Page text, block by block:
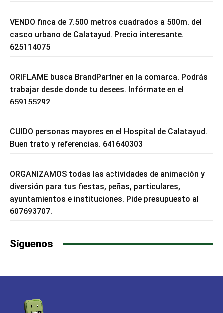
VENDO finca de 7.500 metros cuadrados a 500m. del
casco urbano de Calatayud. Precio interesante.
625114075
ORIFLAME busca BrandPartner en la comarca. Podrás
trabajar desde donde tu desees. Infórmate en el
659155292
CUIDO personas mayores en el Hospital de Calatayud.
Buen trato y referencias. 641640303
ORGANIZAMOS todas las actividades de animación y
diversión para tus fiestas, peñas, particulares,
ayuntamientos e instituciones. Pide presupuesto al
607693707.
Síguenos